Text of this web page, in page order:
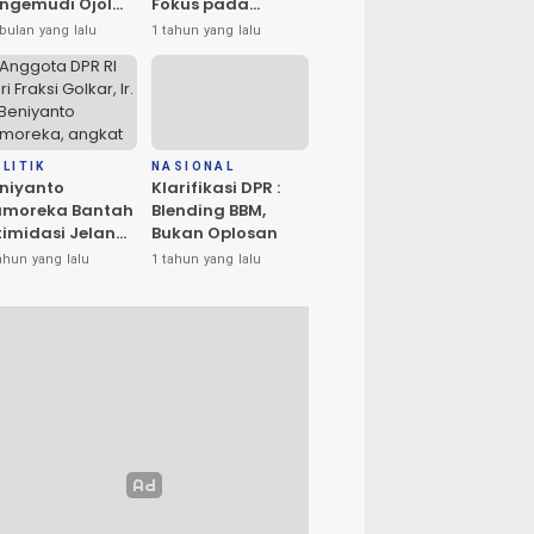
Masyarakat
Palu
yang lalu
Penerangan dan
Drainase
1 tahun yang lalu
Bantah
Jelang
Banggai:
Suasana
yang lalu
NASIONAL
Klarifikasi DPR :
Blending BBM,
Bukan Oplosan
1 tahun yang lalu